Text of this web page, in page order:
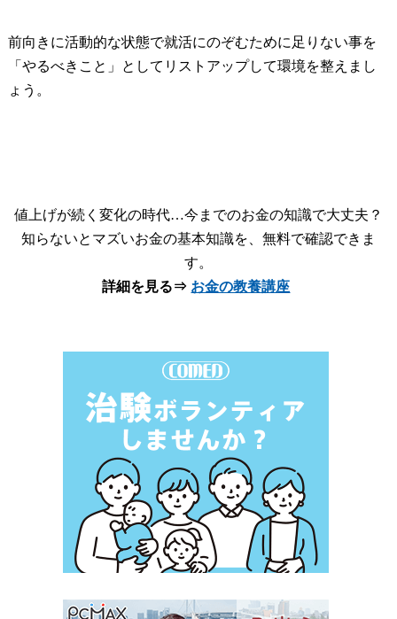
前向きに活動的な状態で就活にのぞむために足りない事を
「やるべきこと」としてリストアップして環境を整えまし
ょう。
値上げが続く変化の時代…今までのお金の知識で大丈夫？
知らないとマズいお金の基本知識を、無料で確認できま
す。
詳細を見る⇒ お金の教養講座